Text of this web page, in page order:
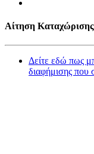
Αίτηση Καταχώρισης
Δείτε εδώ πως
διαφήμισης που